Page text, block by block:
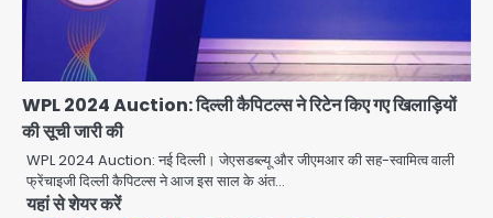
WPL 2024 Auction: दिल्ली कैपिटल्स ने रिटेन किए गए खिलाड़ियों
की सूची जारी की
WPL 2024 Auction: नई दिल्ली। जेएसडब्ल्यू और जीएमआर की सह-स्वामित्व वाली
फ्रेंचाइजी दिल्ली कैपिटल्स ने आज इस साल के अंत…
यहां से शेयर करें